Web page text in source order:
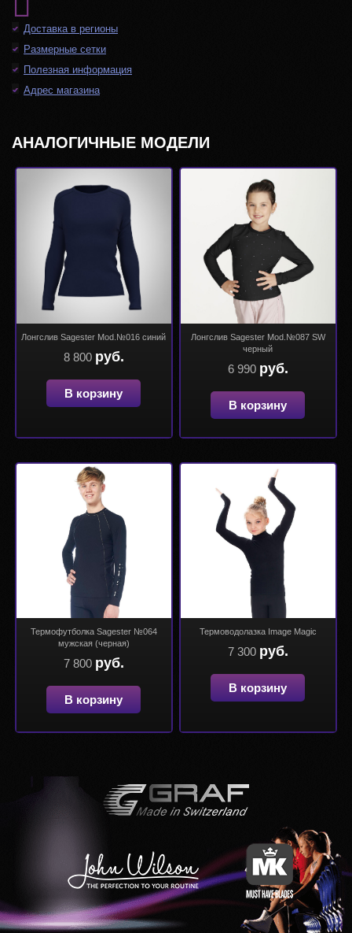
Доставка в регионы
Размерные сетки
Полезная информация
Адрес магазина
АНАЛОГИЧНЫЕ МОДЕЛИ
Лонгслив Sagester Mod.№016 синий
8 800 руб.
В корзину
Лонгслив Sagester Mod.№087 SW
черный
6 990 руб.
В корзину
Термофутболка Sagester №064
мужская (черная)
7 800 руб.
В корзину
Термоводолазка Image Magic
7 300 руб.
В корзину